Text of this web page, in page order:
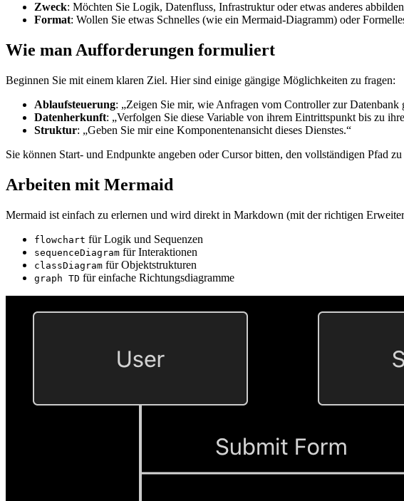
Zweck: Möchten Sie Logik, Datenfluss, Infrastruktur oder etwas anderes
Format: Wollen Sie etwas Schnelles (wie ein Mermaid-Diagramm) oder
Wie man Aufforderungen formuliert
Beginnen Sie mit einem klaren Ziel. Hier sind einige gängige Möglichkeiten zu fragen:
Ablaufsteuerung: „Zeigen Sie mir, wie Anfragen vom Controller zur Datenbank
Datenherkunft: „Verfolgen Sie diese Variable von ihrem Eintrittspunkt bis zu
Struktur: „Geben Sie mir eine Komponentenansicht dieses Dienstes.“
Sie können Start- und Endpunkte angeben oder Cursor bitten, den vollständigen Pfad
Arbeiten mit Mermaid
Mermaid ist einfach zu erlernen und wird direkt in Markdown (mit der richtigen
flowchart für Logik und Sequenzen
sequenceDiagram für Interaktionen
classDiagram für Objektstrukturen
graph TD für einfache Richtungsdiagramme